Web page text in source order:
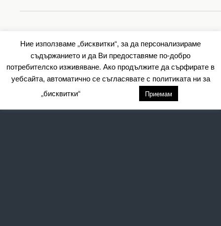
Back to top
Mobile Desktop
All content Copyright Барометър.нет
Ние използваме „бисквитки“, за да персонализираме
съдържанието и да Ви предоставяме по-добро
потребителско изживяване. Ако продължите да сърфирате в
уебсайта, автоматично се съгласявате с политиката ни за
„бисквитки“
Приемам